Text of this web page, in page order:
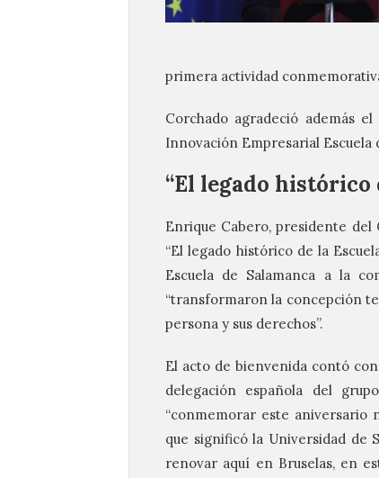
primera actividad
Corchado agradeció además
Innovación Empresarial
“El legado histórico
Enrique Cabero, presidente del
“El legado histórico de la
Escuela de Salamanca a la
“transformaron la concepción
persona y sus derechos”.
El acto de bienvenida contó
delegación española del
“conmemorar este aniversario
que significó la Universidad de
renovar aquí en Bruselas, en